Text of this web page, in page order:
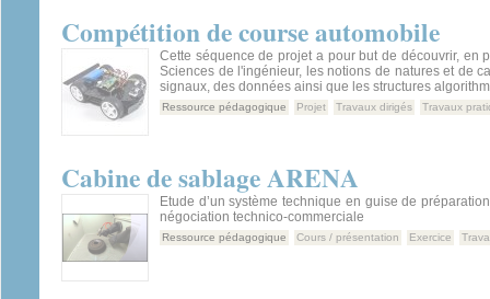
Compétition de course automobile
Cette séquence de projet a pour but de découvrir, en
Sciences de l'ingénieur, les notions de natures et de
signaux, des données ainsi que les structures
Ressource pédagogique Projet Travaux dirigés Travaux
Cabine de sablage ARENA
Etude d’un système technique en guise de
négociation technico-commerciale
Ressource pédagogique Cours / présentation Exercice